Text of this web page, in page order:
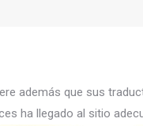
además que sus
ha llegado al sitio